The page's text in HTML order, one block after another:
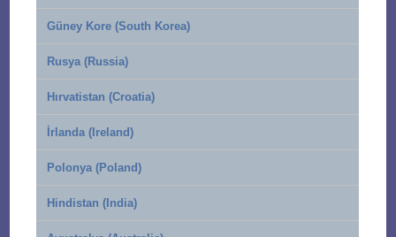
Güney Kore (South Korea)
Rusya (Russia)
Hırvatistan (Croatia)
İrlanda (Ireland)
Polonya (Poland)
Hindistan (India)